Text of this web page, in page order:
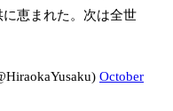
恵まれた。次は全世
October